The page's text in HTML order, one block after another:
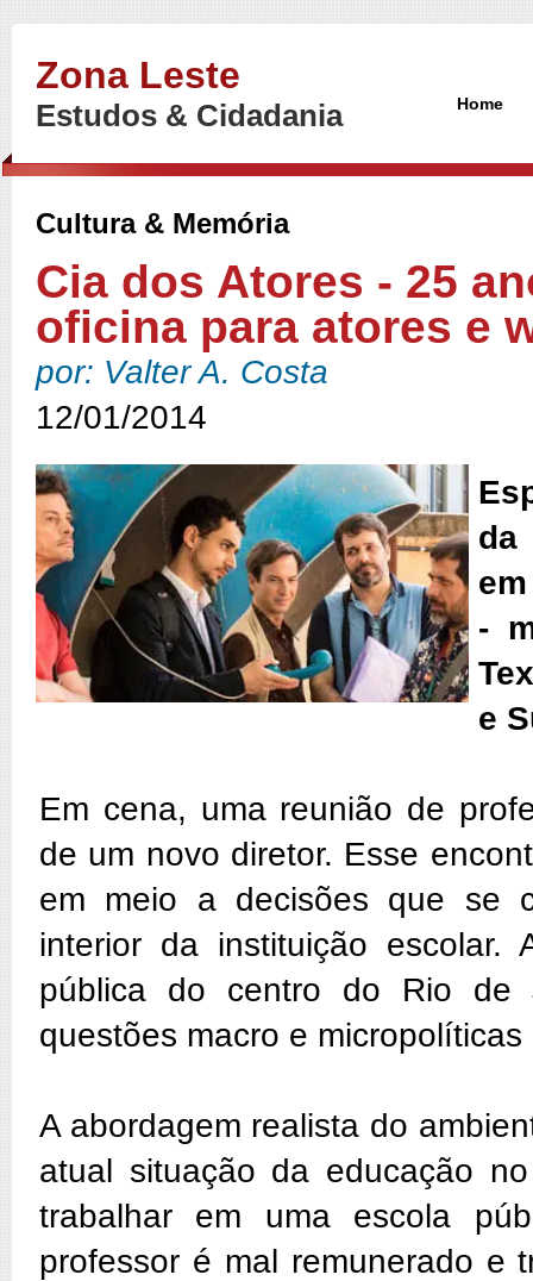
Zona Leste
Estudos & Cidadania Home
Cultura & Memória
Cia dos Atores - 25
oficina para atores e
por: Valter A. Costa
12/01/2014
da
-
e
Em cena, uma reunião de
de um novo diretor. Esse
em meio a decisões que se
interior da instituição
pública do centro do Rio de
questões macro e
A abordagem realista do
atual situação da educação
trabalhar em uma escola
professor é mal remunerado e